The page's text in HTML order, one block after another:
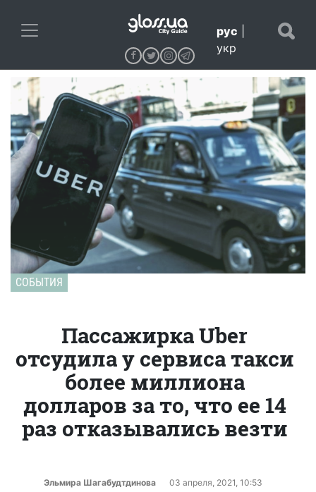
рус
укр
СОБЫТИЯ
Пассажирка Uber
отсудила у сервиса такси
более миллиона
долларов за то, что ее 14
раз отказывались везти
Эльмира Шагабудтдинова 03 апреля, 2021, 10:53